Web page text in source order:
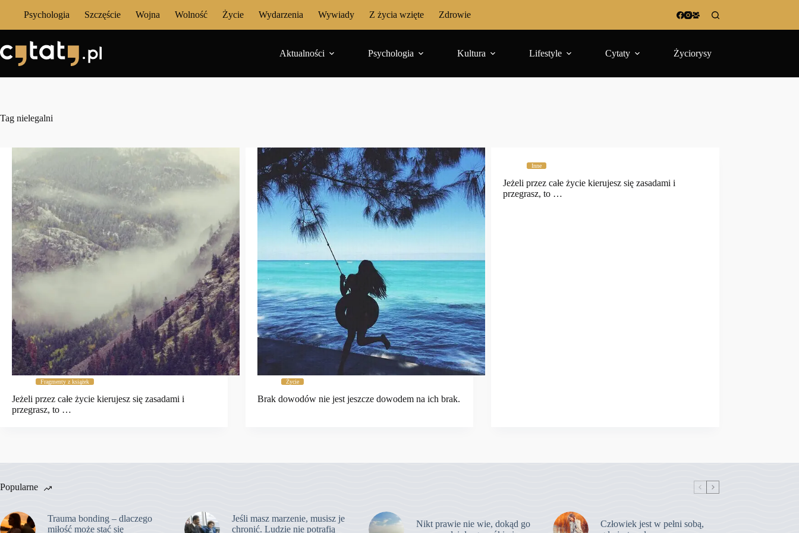
Psychologia Szczęście Wojna Wolność Życie Wydarzenia Wywiady Z życia wzięte Zdrowie
Aktualności Psychologia Kultura Lifestyle Cytaty Życiorysy
Tag nielegalni
Fragmenty z książek
Jeżeli przez całe życie kierujesz się zasadami i
przegrasz, to …
Życie
Brak dowodów nie jest jeszcze dowodem na ich brak.
Inne
Jeżeli przez całe życie kierujesz się zasadami i
przegrasz, to …
Popularne
Trauma bonding – dlaczego
miłość może stać się
Jeśli masz marzenie, musisz je
chronić. Ludzie nie potrafią
Nikt prawie nie wie, dokąd go
Człowiek jest w pełni sobą,